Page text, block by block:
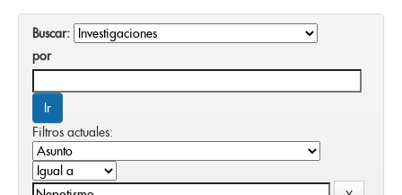
Buscar:
por
Filtros actuales: